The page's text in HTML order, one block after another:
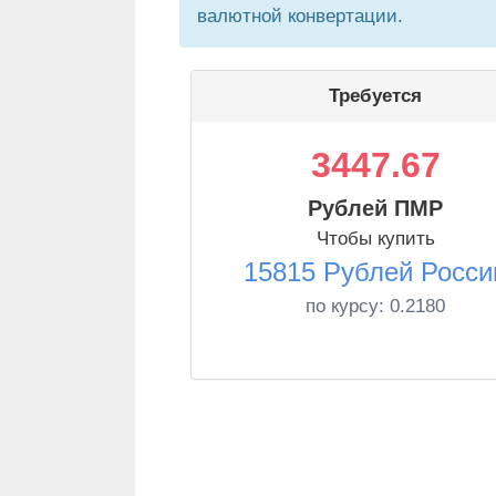
валютной конвертации.
Требуется
3447.67
Рублей ПМР
Чтобы купить
15815 Рублей
по курсу: 0.2180